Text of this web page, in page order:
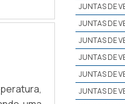
JUNTAS DE
JUNTAS DE
JUNTAS DE
JUNTAS DE
JUNTAS DE
JUNTAS DE